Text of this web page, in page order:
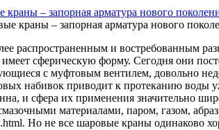
– запорная арматура нового
распространенным и востребованным
сферическую форму. Сегодня они
с муфтовым вентилем, довольно
набивок приводит к протеканию воды
и сфера их применения значительно
материалами, паром, газом,
Но не все шаровые краны одинаково